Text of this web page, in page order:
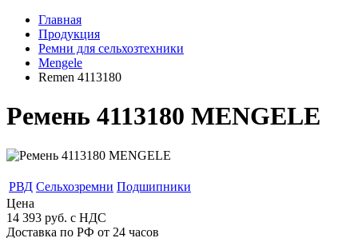
Главная
Продукция
Ремни для сельхозтехники
Mengele
Remen 4113180
Ремень 4113180 MENGELE
РВД Сельхозремни Подшипники
Цена
14 393 руб. с НДС
Доставка по РФ от 24 часов